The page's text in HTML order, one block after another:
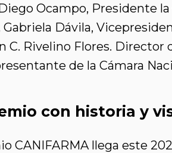
Ocampo, Presidente
Gabriela Dávila,
C. Rivelino Flores.
de la Cámara
con historia y
CANIFARMA llega este